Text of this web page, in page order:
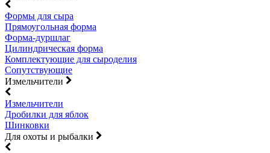
Формы для сыра
Прямоугольная форма
Форма-дуршлаг
Цилиндрическая форма
Комплектующие для сыроделия
Сопутствующие
Измельчители
Измельчители
Дробилки для яблок
Шинковки
Для охоты и рыбалки